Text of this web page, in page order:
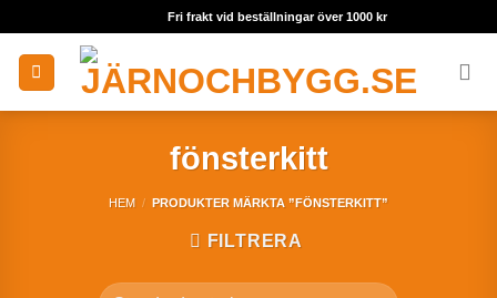
to
content
Fri frakt vid beställningar över 1000 kr
fönsterkitt
HEM / PRODUKTER MÄRKTA ”FÖNSTERKITT”
FILTRERA